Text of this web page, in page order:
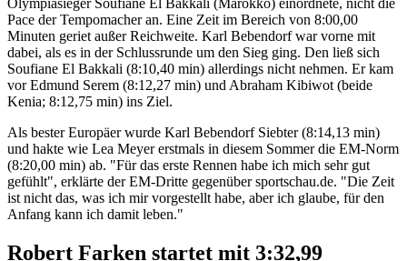
Olympiasieger Soufiane El Bakkali (Marokko) einordnete, nicht die
Pace der Tempomacher an. Eine Zeit im Bereich von 8:00,00
Minuten geriet außer Reichweite. Karl Bebendorf war vorne mit
dabei, als es in der Schlussrunde um den Sieg ging. Den ließ sich
Soufiane El Bakkali (8:10,40 min) allerdings nicht nehmen. Er kam
vor Edmund Serem (8:12,27 min) und Abraham Kibiwot (beide
Kenia; 8:12,75 min) ins Ziel.
Als bester Europäer wurde Karl Bebendorf Siebter (8:14,13 min)
und hakte wie Lea Meyer erstmals in diesem Sommer die EM-Norm
(8:20,00 min) ab. "Für das erste Rennen habe ich mich sehr gut
gefühlt", erklärte der EM-Dritte gegenüber sportschau.de. "Die Zeit
ist nicht das, was ich mir vorgestellt habe, aber ich glaube, für den
Anfang kann ich damit leben."
Robert Farken startet mit 3:32,99